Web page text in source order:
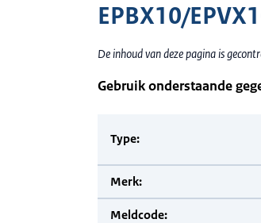
EPBX10/
De inhoud van deze pagina is
Gebruik onderstaande
Type:
Merk:
Meldcode: